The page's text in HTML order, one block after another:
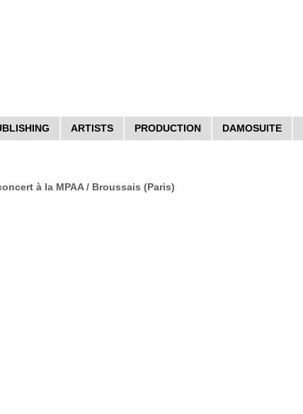
ARTISTS PRODUCTION DAMOSUITE
à la MPAA / Broussais (Paris)